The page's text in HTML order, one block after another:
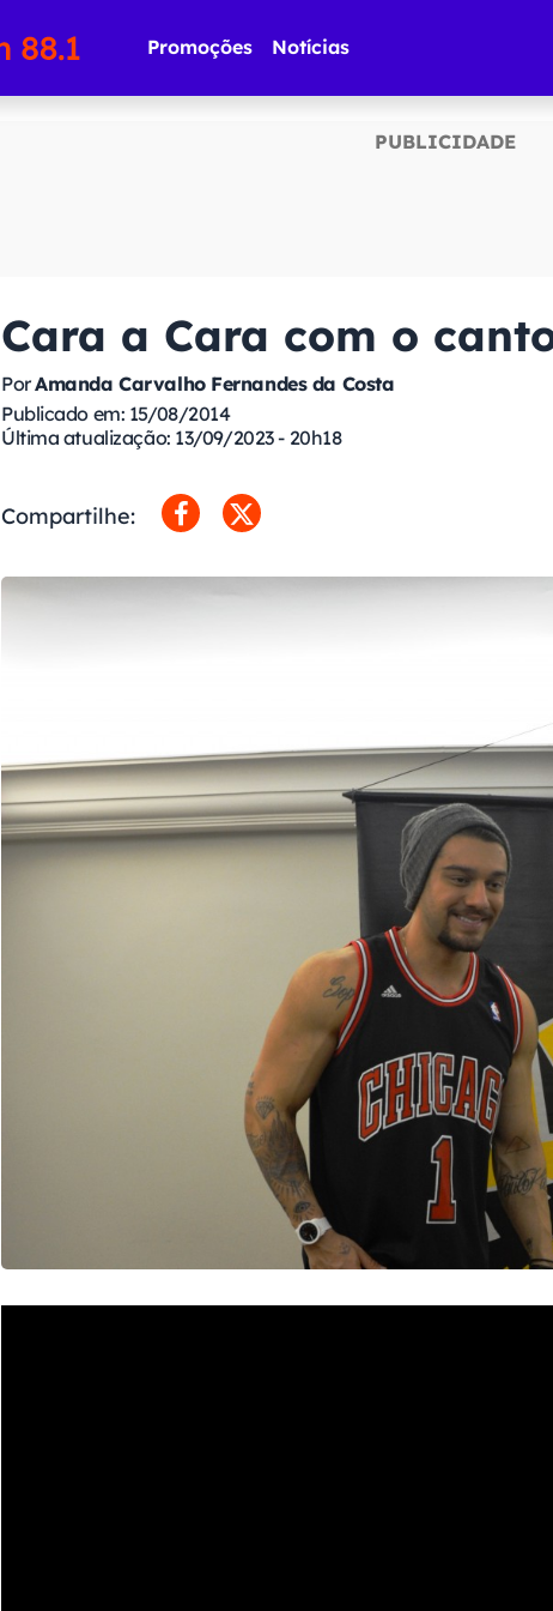
Promoções Notícias
Cara a Cara com o
PorAmanda Carvalho Fernandes da Costa
Publicado em: 15/08/2014
Última atualização: 13/09/2023 - 20h18
Compartilhe: